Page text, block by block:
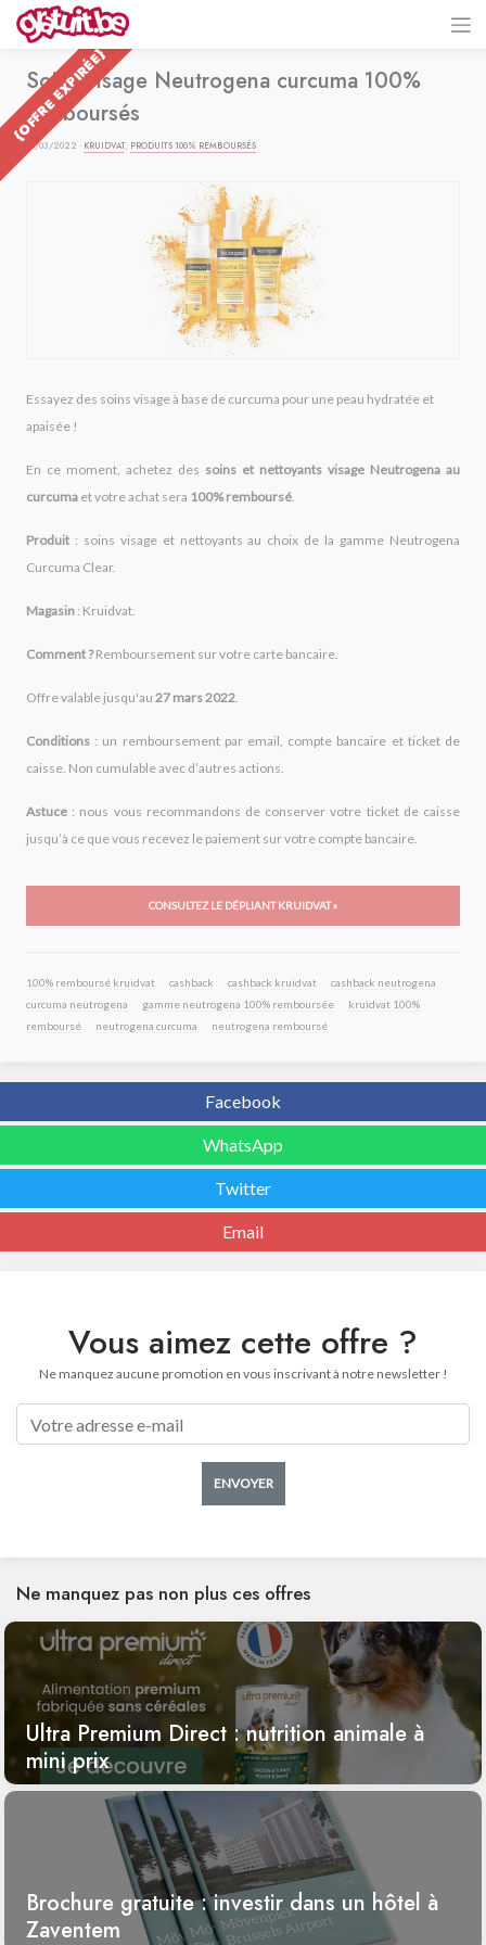
{OFFRE EXPIRÉE}
Soins visage Neutrogena curcuma 100%
remboursés
15/03/2022 · KRUIDVAT, PRODUITS 100% REMBOURSÉS
Essayez des soins visage à base de curcuma pour une peau hydratée et
apaisée !
En ce moment, achetez des soins et nettoyants visage Neutrogena au
curcuma et votre achat sera 100% remboursé.
Produit : soins visage et nettoyants au choix de la gamme Neutrogena
Curcuma Clear.
Magasin : Kruidvat.
Comment ?Remboursement sur votre carte bancaire.
Offre valable jusqu'au 27 mars 2022.
Conditions : un remboursement par email, compte bancaire et ticket de
caisse. Non cumulable avec d’autres actions.
Astuce : nous vous recommandons de conserver votre ticket de caisse
jusqu’à ce que vous recevez le paiement sur votre compte bancaire.
CONSULTEZ LE DÉPLIANT KRUIDVAT »
100% remboursé kruidvat cashback cashback kruidvat
cashback neutrogena
curcuma neutrogena
gamme neutrogena 100% remboursée
kruidvat 100%
remboursé
neutrogena curcuma neutrogena remboursé
Facebook
WhatsApp
Twitter
Email
Vous aimez cette offre ?
Ne manquez aucune promotion en vous inscrivant à notre newsletter !
ENVOYER
Ne manquez pas non plus ces offres
Ultra Premium Direct : nutrition animale à
mini prix
Brochure gratuite : investir dans un hôtel à
Zaventem